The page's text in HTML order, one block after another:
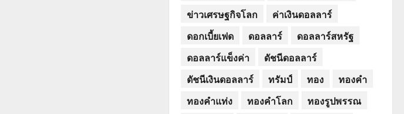
ข่าวเศรษฐกิจโลก
ค่าเงินดอลลาร์
ดอกเบี้ยเฟด
ดอลลาร์
ดอลลาร์สหรัฐ
ดอลลาร์แข็งค่า
ดัชนีดอลลาร์
ดัชนีเงินดอลลาร์
ทรัมป์ ทอง
ทองคำ
ทองคำแท่ง
ทองคำโลก
ทองรูปพรรณ